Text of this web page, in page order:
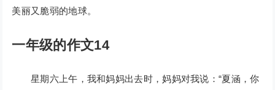
美丽又脆弱的地球。
一年级的作文14
星期六上午，我和妈妈出去时，妈妈对我说：“夏涵，你